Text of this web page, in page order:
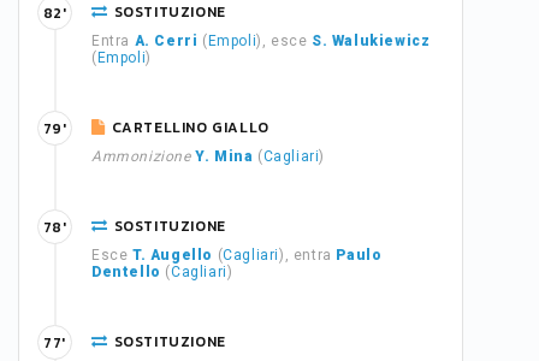
SOSTITUZIONE
Entra A. Cerri ( Empoli), esce S. Walukiewicz
( Empoli)
82'
CARTELLINO GIALLO
Ammonizione Y. Mina (Cagliari)
79'
SOSTITUZIONE
Esce T. Augello (Cagliari), entra Paulo
Dentello (Cagliari)
78'
SOSTITUZIONE
77'